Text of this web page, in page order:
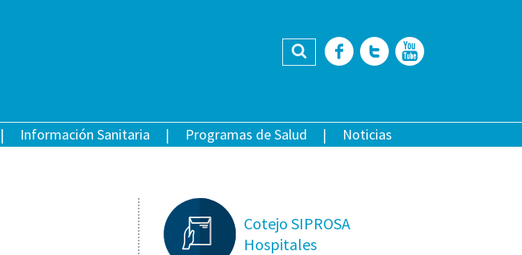
Buscar Facebook
Twitter
Información Sanitaria Programas de Salud Noticias
Cotejo SIPROSA
Hospitales